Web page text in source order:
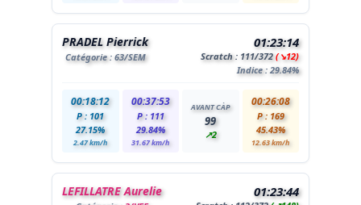
PRADEL Pierrick
Catégorie : 63/SEM
01:23:14
Scratch : 111/372(↘12)
Indice : 29.84%
00:18:12
P : 101
27.15%
2.47 km/h
00:37:53
P : 111
29.84%
31.67 km/h
AVANT CÀP
99
↗2
00:26:08
P : 169
45.43%
12.63 km/h
LEFILLATRE Aurelie 01:23:44